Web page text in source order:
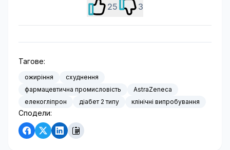
25 3
Тагове:
ожиріння
схуднення
фармацевтична промисловість
AstraZeneca
елекогліпрон
діабет 2 типу клінічні випробування
Сподели: